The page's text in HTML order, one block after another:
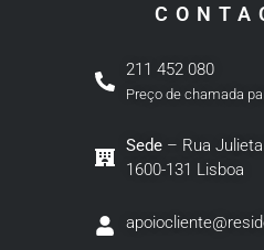
211 452 080
Preço de chamada
Sede– Rua Julieta
1600-131 Lisboa